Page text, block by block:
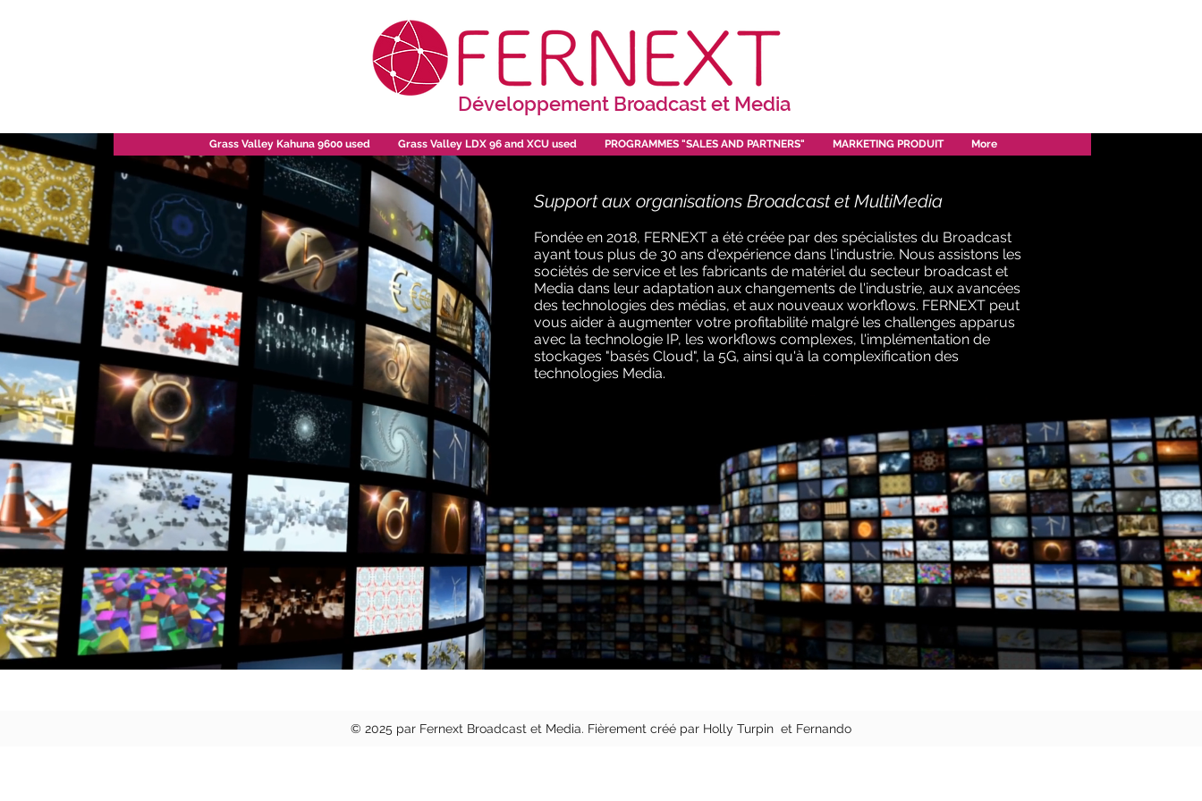
Développement Broadcast et Media
Grass Valley Kahuna 9600 used Grass Valley LDX 96 and XCU used PROGRAMMES "SALES AND PARTNERS" MARKETING PRODUIT More
Support aux organisations Broadcast et MultiMedia
Fondée en 2018, FERNEXT a été créée par des spécialistes du Broadcast
ayant tous plus de 30 ans d'expérience dans l'industrie. Nous assistons les
sociétés de service et les fabricants de matériel du secteur broadcast et
Media dans leur adaptation aux changements de l'industrie, aux avancées
des technologies des médias, et aux nouveaux workflows. FERNEXT peut
vous aider à augmenter votre profitabilité malgré les challenges apparus
avec la technologie IP, les workflows complexes, l'implémentation de
stockages "basés Cloud", la 5G, ainsi qu'à la complexification des
technologies Media.
© 2025 par Fernext Broadcast et Media. Fièrement créé par Holly Turpin et Fernando